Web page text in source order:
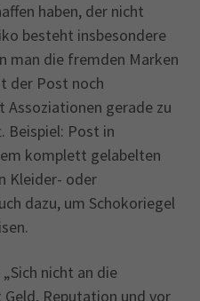
haben, der nicht
besteht insbesondere
man die fremden Marken
der Post noch
gerade zu
Beispiel: Post in
komplett gelabelten
Kleider- oder
dazu, um Schokoriegel
nicht an die
Reputation und vor